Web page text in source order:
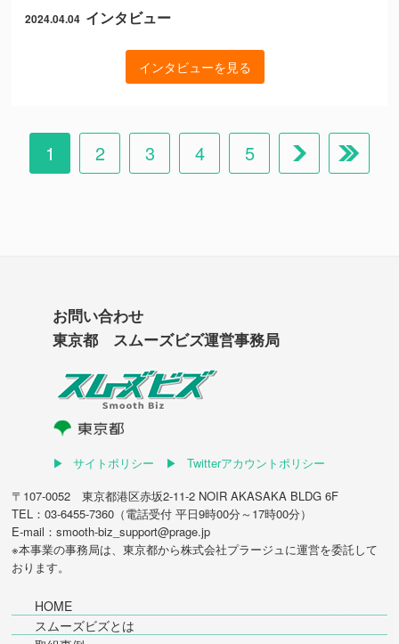
2024.04.04 インタビュー
インタビューを見る
1 2 3 4 5
お問い合わせ
東京都 スムーズビズ運営事務局
サイトポリシー
Twitterアカウントポリシー
〒107-0052 東京都港区赤坂2-11-2 NOIR AKASAKA BLDG 6F
TEL：03-6455-7360（電話受付 平日9時00分～17時00分）
E-mail：smooth-biz_support@prage.jp
※本事業の事務局は、東京都から株式会社プラージュに運営を委託して
おります。
HOME
スムーズビズとは